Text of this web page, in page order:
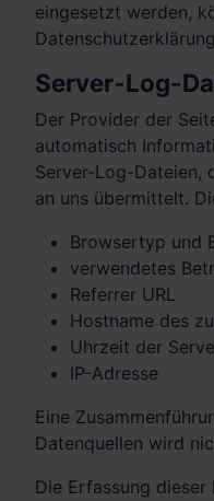
eingesetzt werden,
Server-Log-
Der Provider der
automatisch
Server-Log-Dateien,
an uns übermittelt.
Browsertyp und
verwendetes
Referrer URL
Hostname des
Uhrzeit der
IP-Adresse
Eine
Datenquellen wird
Die Erfassung